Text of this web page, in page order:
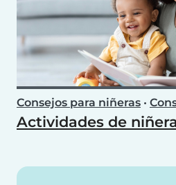
Consejos para niñeras •
Actividades de